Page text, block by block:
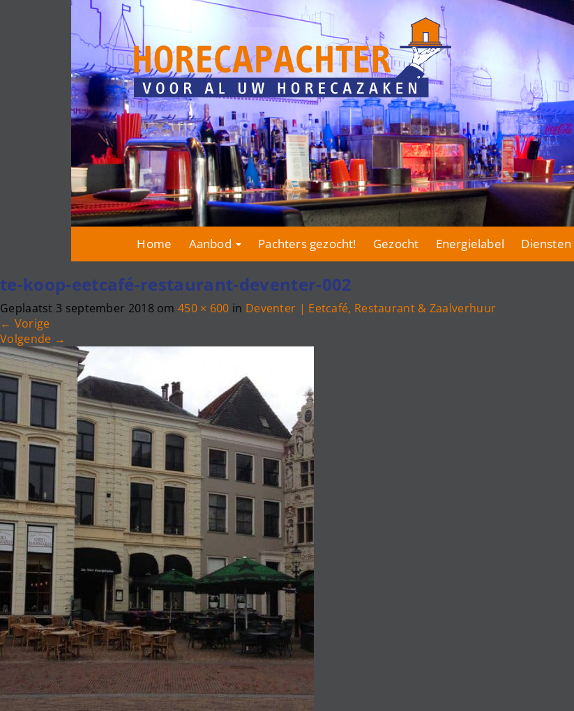
Home Aanbod Pachters gezocht! Gezocht Energielabel Diensten
te-koop-eetcafé-restaurant-deventer-002
Geplaatst 3 september 2018 om450 × 600 in Deventer | Eetcafé, Restaurant & Zaalverhuur
← Vorige
Volgende →